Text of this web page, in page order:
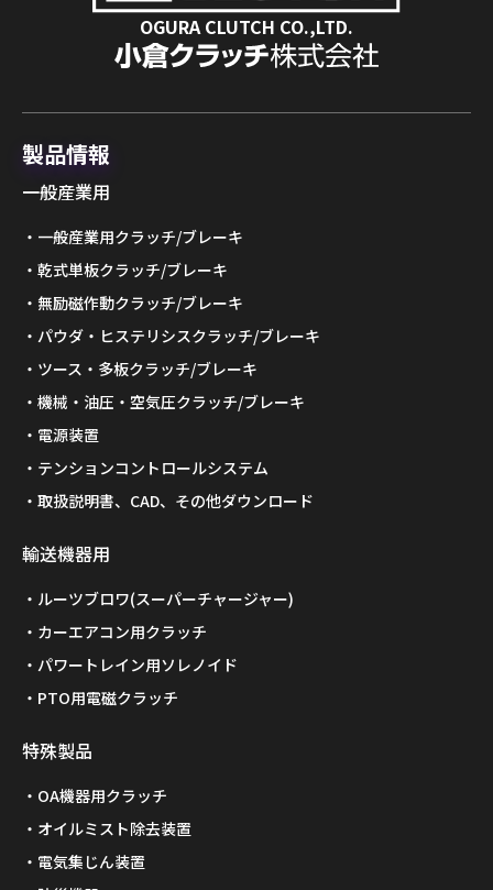
OGURA CLUTCH CO.,LTD.
製品情報
一般産業用
一般産業用クラッチ/ブレーキ
乾式単板クラッチ/ブレーキ
無励磁作動クラッチ/ブレーキ
パウダ・ヒステリシスクラッチ/ブレーキ
ツース・多板クラッチ/ブレーキ
機械・油圧・空気圧クラッチ/ブレーキ
電源装置
テンションコントロールシステム
取扱説明書、CAD、その他ダウンロード
輸送機器用
ルーツブロワ(スーパーチャージャー)
カーエアコン用クラッチ
パワートレイン用ソレノイド
PTO用電磁クラッチ
特殊製品
OA機器用クラッチ
オイルミスト除去装置
電気集じん装置